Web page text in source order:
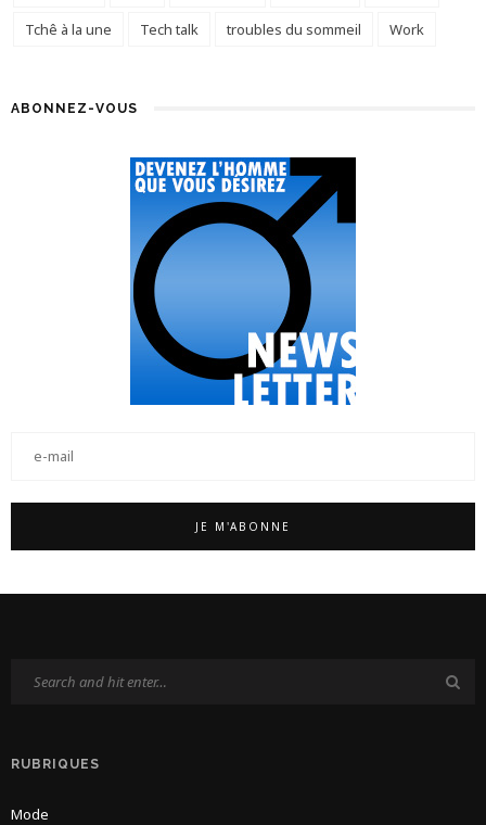
Tchê à la une Tech talk troubles du sommeil Work
ABONNEZ-VOUS
RUBRIQUES
Mode